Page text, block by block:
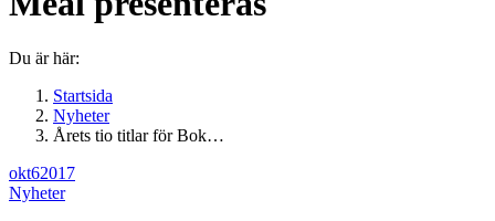
Du är här:
Startsida
Nyheter
Årets tio titlar för Bok…
okt62017
Nyheter